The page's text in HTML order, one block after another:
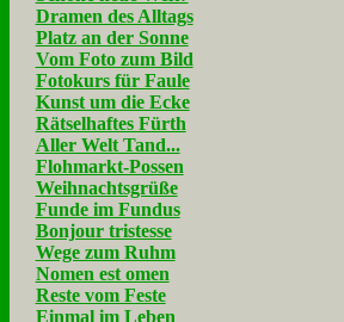
Dramen des Alltags
Platz an der Sonne
Vom Foto zum Bild
Fotokurs für Faule
Kunst um die Ecke
Rätselhaftes Fürth
Aller Welt Tand...
Flohmarkt-Possen
Weihnachtsgrüße
Funde im Fundus
Bonjour tristesse
Wege zum Ruhm
Nomen est omen
Reste vom Feste
Einmal im Leben